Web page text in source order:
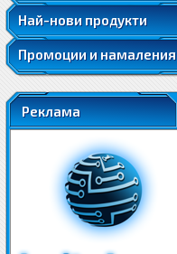
Най-нови продукти
Промоции и намаления
Реклама